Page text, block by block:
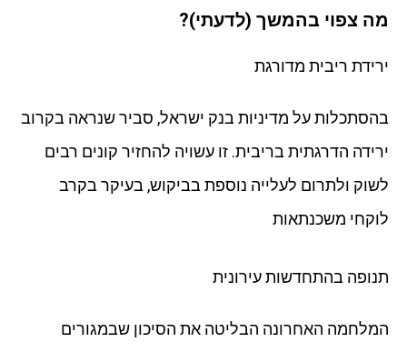
מה צפוי בהמשך (לדעתי)?
ירידת ריבית מדורגת
בהסתכלות על מדיניות בנק ישראל, סביר שנראה בקרוב
ירידה הדרגתית בריבית. זו עשויה להחזיר קונים רבים
לשוק ולתרום לעלייה נוספת בביקוש, בעיקר בקרב
לוקחי משכנתאות
תנופה בהתחדשות עירונית
המלחמה האחרונה הבליטה את הסיכון שבמגורים